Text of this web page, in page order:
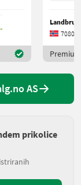
7080 H
AS
prikolice